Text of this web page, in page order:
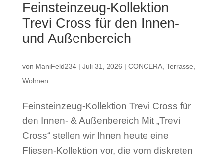
Feinsteinzeug-Kollektion
Trevi Cross für den Innen-
und Außenbereich
von ManiFeld234| Juli 31, 2026 | CONCERA, Terrasse
Wohnen
Feinsteinzeug-Kollektion Trevi Cross für
den Innen- & Außenbereich Mit „Trevi
Cross“ stellen wir Ihnen heute eine
Fliesen-Kollektion vor, die vom diskreten